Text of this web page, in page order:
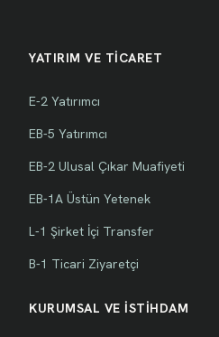
YATIRIM VE TİCARET
E-2 Yatırımcı
EB-5 Yatırımcı
EB-2 Ulusal Çıkar Muafiyeti
EB-1A Üstün Yetenek
L-1 Şirket İçi Transfer
B-1 Ticari Ziyaretçi
KURUMSAL VE İSTİHDAM